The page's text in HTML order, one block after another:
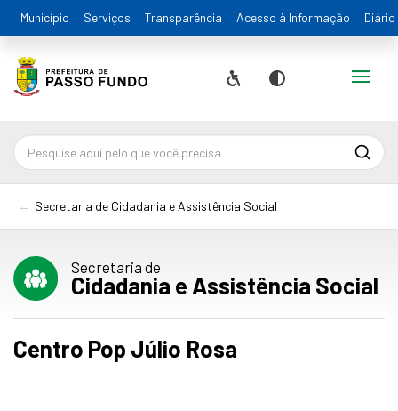
Município Serviços Transparência Acesso à Informação
Acessibilidade
Contraste
Alternar
Secretaria de Cidadania e Assistência Social
Secretaria de
Cidadania e Assistência Social
Centro Pop Júlio Rosa